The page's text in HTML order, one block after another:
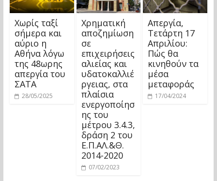
Χωρίς ταξί
σήμερα και
αύριο η
Αθήνα λόγω
της 48ωρης
απεργία του
ΣΑΤΑ
28/05/2025
Χρηματική
αποζημίωση
σε
επιχειρήσεις
αλιείας και
υδατοκαλλιέ
ργειας, στα
πλαίσια
ενεργοποίησ
ης του
μέτρου 3.4.3,
δράση 2 του
Ε.Π.ΑΛ.&Θ.
2014-2020
07/02/2023
Απεργία,
Τετάρτη 17
Απριλίου:
Πώς θα
κινηθούν τα
μέσα
μεταφοράς
17/04/2024